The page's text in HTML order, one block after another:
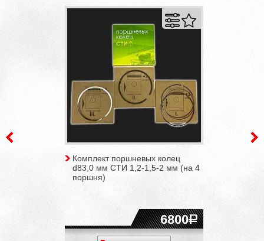
Комплект поршневых колец
d83,0 мм СТИ 1,2-1,5-2 мм (на 4
поршня)
6800